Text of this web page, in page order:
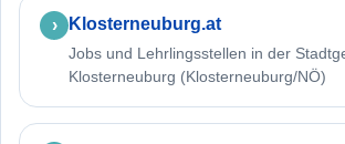
Klosterneuburg.at
Jobs und Lehrlingsstellen in der
Klosterneuburg (Klosterneuburg/NÖ)